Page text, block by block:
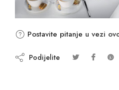
Postavite pitanje u vezi
Podijelite